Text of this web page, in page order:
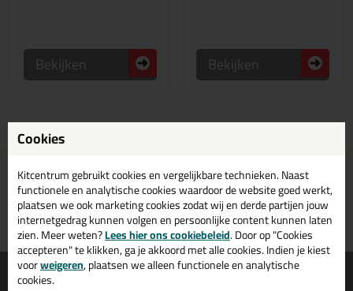
Bekijken Bekijken
Voor 21:00 uur besteld
morgen in huis
Gratisbezorging inNL & BE
vanaf75,-
Grootste assortiment
uit voorraad leverbaar
PostNL afhaalpunt: kies zelf
wanneer je afhaalt
Informatie Over ons
Cookies
Kitcentrum gebruikt cookies en vergelijkbare technieken. Naast
functionele en analytische cookies waardoor de website goed werkt,
plaatsen we ook marketing cookies zodat wij en derde partijen jouw
internetgedrag kunnen volgen en persoonlijke content kunnen laten
zien. Meer weten?Lees hier ons cookiebeleid. Door op "Cookies
accepteren" te klikken, ga je akkoord met alle cookies. Indien je kiest
voorweigeren, plaatsen we alleen functionele en analytische
cookies.